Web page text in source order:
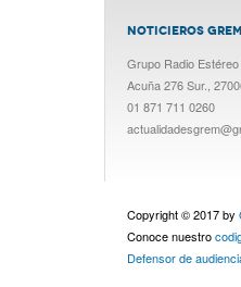
NOTICIEROS GREM
Grupo Radio
Acuña 276 Sur.,
01 871 711 0260
Copyright © 2017 by
Conoce nuestro
Defensor de